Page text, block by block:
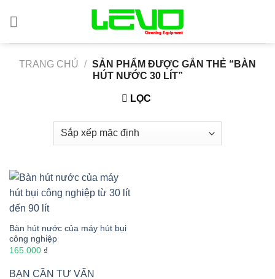
TRANG CHỦ / SẢN PHẨM ĐƯỢC GẮN THẺ “BÀN
HÚT NƯỚC 30 LÍT”
LỌC
Bàn hút nước của máy hút bụi
công nghiệp
165.000 ₫
BẠN CẦN TƯ VẤN